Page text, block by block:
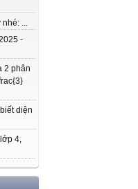
nhé: ...
-
2 phân
diện
4,